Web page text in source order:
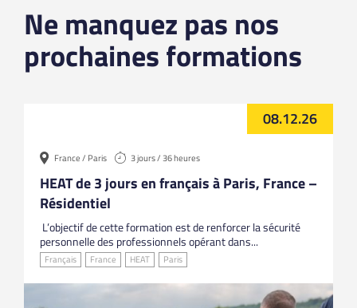
Ne manquez pas nos
prochaines formations
08.12.26
France / Paris 3 jours / 36 heures
HEAT de 3 jours en français à Paris, France –
Résidentiel
L’objectif de cette formation est de renforcer la sécurité
personnelle des professionnels opérant dans...
Français France HEAT Paris